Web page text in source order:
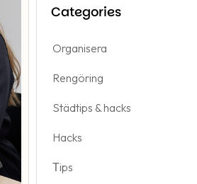
Categories
Organisera
Rengöring
Städtips & hacks
Hacks
Тips